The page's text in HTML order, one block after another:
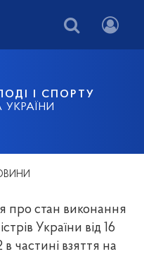
І СПОРТУ
про стан виконання
України від 16
частині взяття на